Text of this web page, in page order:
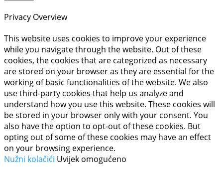
Privacy Overview
This website uses cookies to improve your experience
while you navigate through the website. Out of these
cookies, the cookies that are categorized as necessary
are stored on your browser as they are essential for the
working of basic functionalities of the website. We also
use third-party cookies that help us analyze and
understand how you use this website. These cookies will
be stored in your browser only with your consent. You
also have the option to opt-out of these cookies. But
opting out of some of these cookies may have an effect
on your browsing experience.
Nužni kolačići Uvijek omogućeno